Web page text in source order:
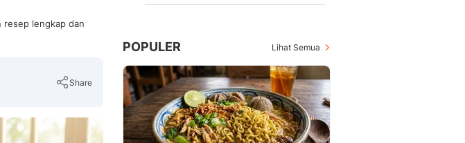
resep lengkap dan
Share
POPULER Lihat Semua